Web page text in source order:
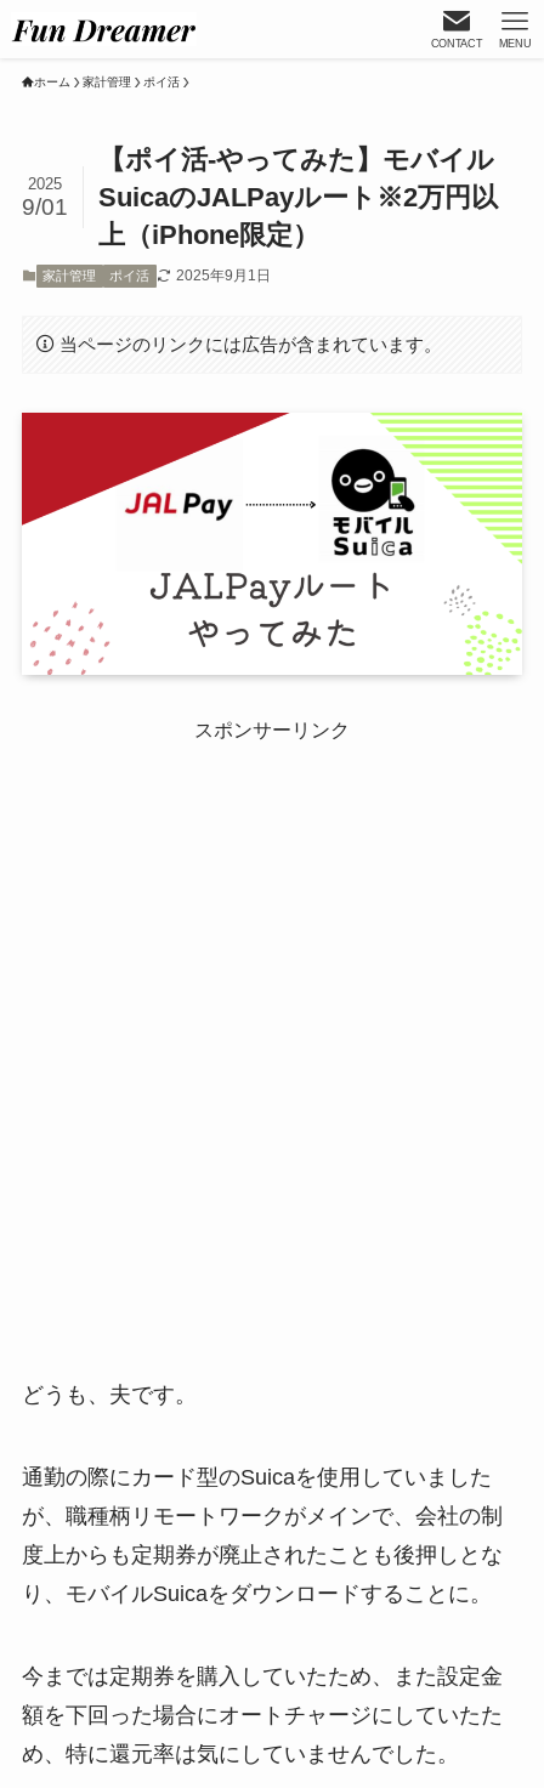
CONTACT MENU
ホーム 家計管理 ポイ活
【ポイ活-やってみた】モバイル
SuicaのJALPayルート※2万円以
上（iPhone限定）
2025
9/01
家計管理 ポイ活 2025年9月1日
当ページのリンクには広告が含まれています。
スポンサーリンク
どうも、夫です。
通勤の際にカード型のSuicaを使用していました
が、職種柄リモートワークがメインで、会社の制
度上からも定期券が廃止されたことも後押しとな
り、モバイルSuicaをダウンロードすることに。
今までは定期券を購入していたため、また設定金
額を下回った場合にオートチャージにしていたた
め、特に還元率は気にしていませんでした。